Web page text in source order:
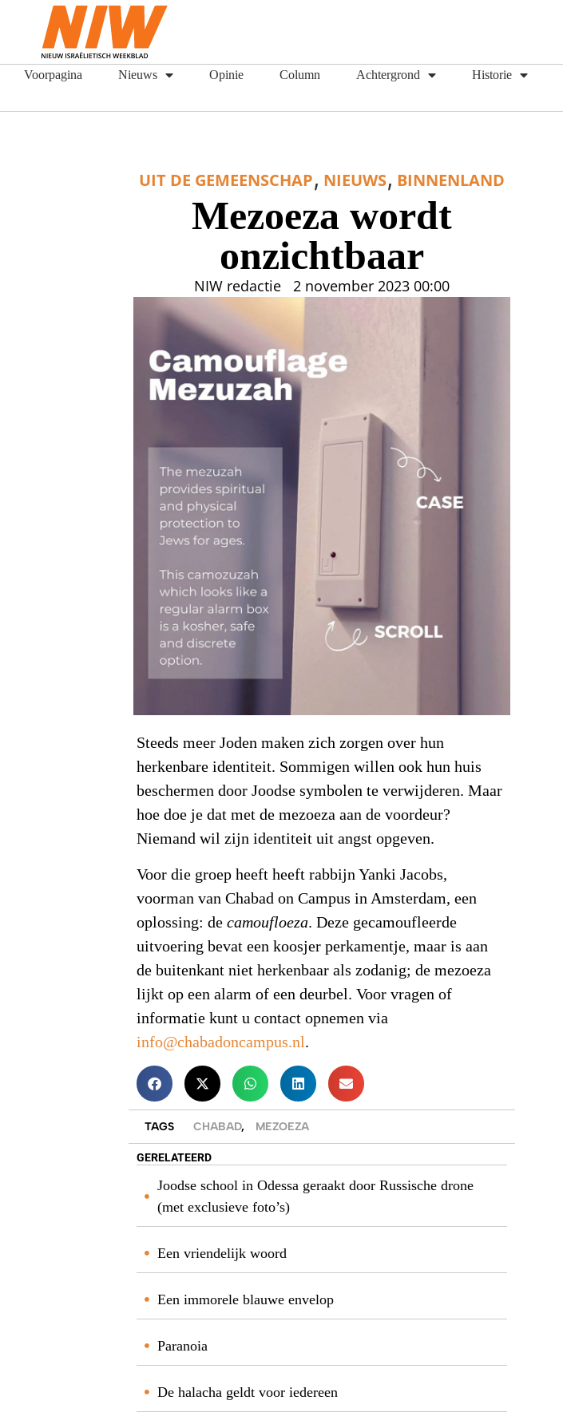
Voorpagina Nieuws Opinie Column Achtergrond Historie
UIT DE GEMEENSCHAP, NIEUWS, BINNENLAND
Mezoeza wordt
onzichtbaar
NIW redactie 2 november 2023 00:00
Steeds meer Joden maken zich zorgen over hun
herkenbare identiteit. Sommigen willen ook hun huis
beschermen door Joodse symbolen te verwijderen. Maar
hoe doe je dat met de mezoeza aan de voordeur?
Niemand wil zijn identiteit uit angst opgeven.
Voor die groep heeft heeft rabbijn Yanki Jacobs,
voorman van Chabad on Campus in Amsterdam, een
oplossing: decamoufloeza. Deze gecamoufleerde
uitvoering bevat een koosjer perkamentje, maar is aan
de buitenkant niet herkenbaar als zodanig; de mezoeza
lijkt op een alarm of een deurbel. Voor vragen of
informatie kunt u contact opnemen via
info@chabadoncampus.nl.
TAGS CHABAD, MEZOEZA
GERELATEERD
Joodse school in Odessa geraakt door Russische drone
(met exclusieve foto’s)
Een vriendelijk woord
Een immorele blauwe envelop
Paranoia
De halacha geldt voor iedereen